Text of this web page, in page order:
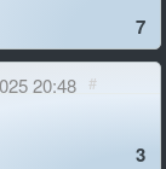
7
20:48 #
3